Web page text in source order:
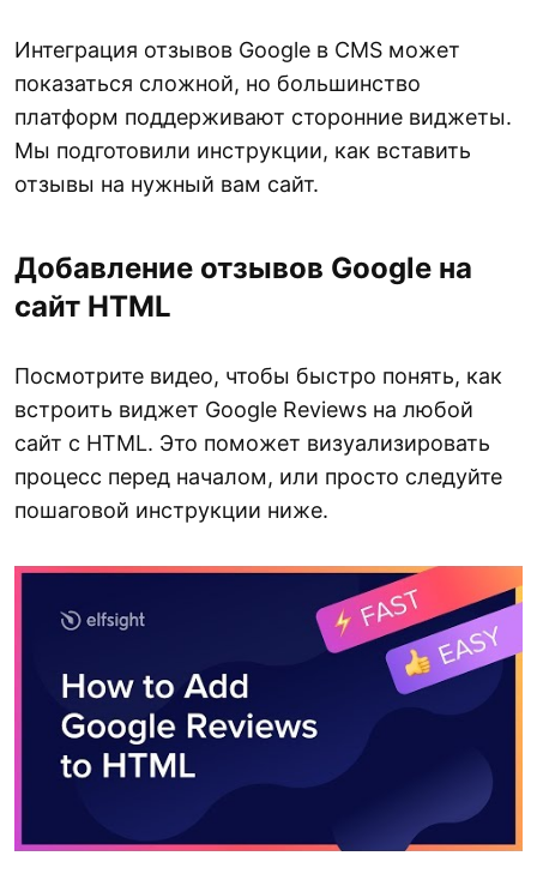
Интеграция отзывов Google в CMS может
показаться сложной, но большинство
платформ поддерживают сторонние виджеты.
Мы подготовили инструкции, как вставить
отзывы на нужный вам сайт.
Добавление отзывов Google на
сайт HTML
Посмотрите видео, чтобы быстро понять, как
встроить виджет Google Reviews на любой
сайт с HTML. Это поможет визуализировать
процесс перед началом, или просто следуйте
пошаговой инструкции ниже.